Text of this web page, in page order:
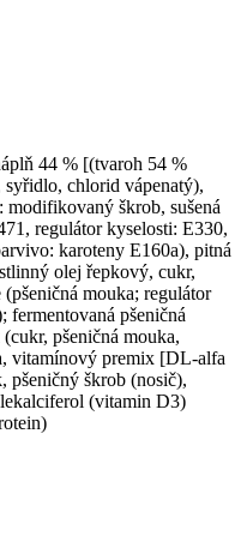
44 % [(tvaroh 54 %
syřidlo, chlorid vápenatý),
škrob, sušená
regulátor kyselosti: E330,
karoteny E160a), pitná
olej řepkový, cukr,
mouka; regulátor
pšeničná
pšeničná mouka,
vitamínový premix [DL-alfa
pšeničný škrob (nosič),
(vitamin D3)